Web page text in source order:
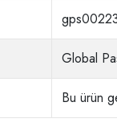
Global
Bu ürün